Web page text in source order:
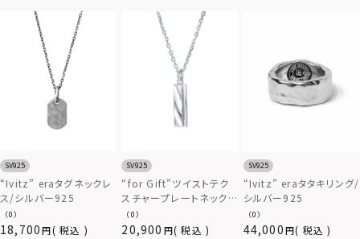
SV925
“Ivitz” eraタグネックレ
ス/シルバー925
18,700 税込
（0）
SV925
“for Gift”ツイストテク
スチャープレートネックレ
ス/シルバー925
20,900 税込
（0）
SV925
“Ivitz” eraタタキリング/
シルバー925
44,000 税込
（0）